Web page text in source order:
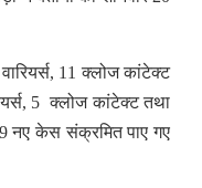
11 क्लोज कांटेक्ट
5 क्लोज कांटेक्ट तथा
नए केस संक्रमित पाए गए